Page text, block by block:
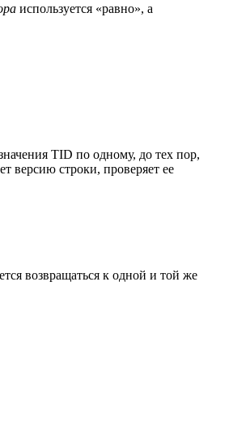
используется «равно», а
TID по одному, до тех пор,
версию строки, проверяет ее
возвращаться к одной и той же